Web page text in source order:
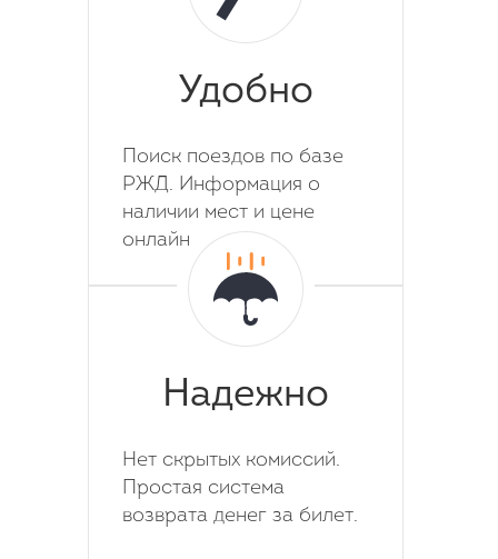
Удобно
Поиск поездов по базе
РЖД. Информация о
наличии мест и цене
онлайн
Надежно
Нет скрытых комиссий.
Простая система
возврата денег за билет.